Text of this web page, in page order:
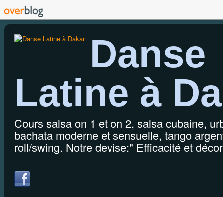
Danse
Latine à
Cours salsa on 1 et on 2, salsa cubaine,
bachata moderne et sensuelle, tango
roll/swing. Notre devise:" Efficacité et